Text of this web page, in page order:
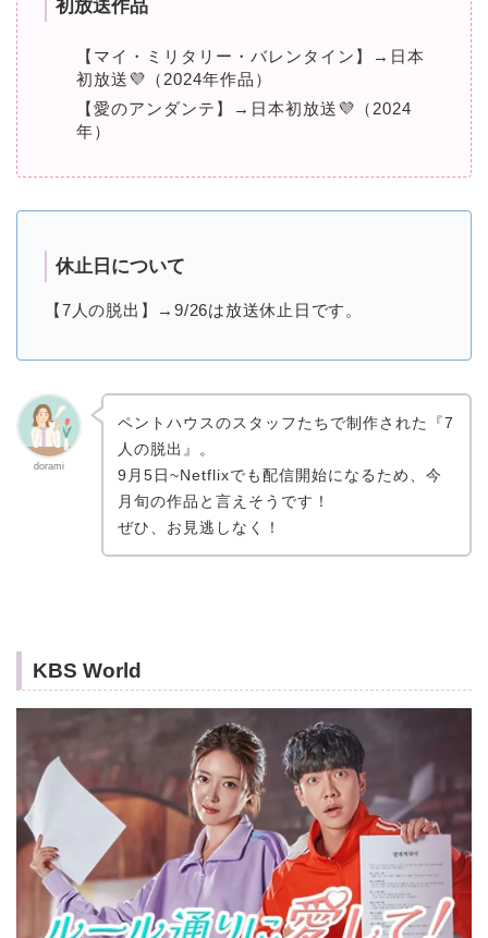
初放送作品
【マイ・ミリタリー・バレンタイン】→日本
初放送💜（2024年作品）
【愛のアンダンテ】→日本初放送💜（2024
年）
休止日について
【7人の脱出】→9/26は放送休止日です。
dorami
ペントハウスのスタッフたちで制作された『7
人の脱出』。
9月5日~Netflixでも配信開始になるため、今
月旬の作品と言えそうです！
ぜひ、お見逃しなく！
KBS World